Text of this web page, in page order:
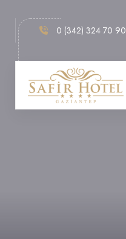
0 (342) 324 70 90